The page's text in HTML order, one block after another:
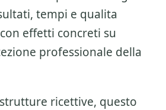
tempi e qualita
effetti concreti su
professionale della
ricettive, questo